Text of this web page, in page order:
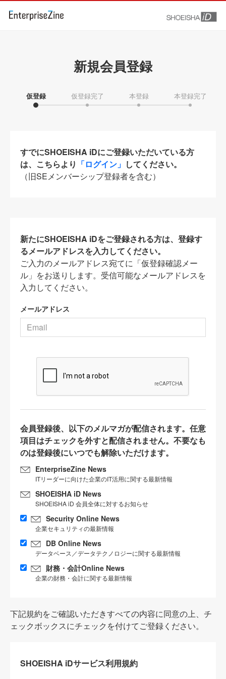
新規会員登録
仮登録 仮登録完了 本登録 本登録完了
すでにSHOEISHA iDにご登録いただいている方
は、こちらより 「ログイン」 してください。
（旧SEメンバーシップ登録者を含む）
新たにSHOEISHA iDをご登録される方は、登録す
るメールアドレスを入力してください。
ご入力のメールアドレス宛てに「仮登録確認メー
ル」をお送りします。受信可能なメールアドレスを
入力してください。
メールアドレス
会員登録後、以下のメルマガが配信されます。任意
項目はチェックを外すと配信されません。不要なも
のは登録後にいつでも解除いただけます。
EnterpriseZine News
ITリーダーに向けた企業のIT活用に関する最新情報
SHOEISHA iD News
SHOEISHA iD 会員全体に対するお知らせ
Security Online News
企業セキュリティの最新情報
DB Online News
データベース／データテクノロジーに関する最新情報
財務・会計Online News
企業の財務・会計に関する最新情報
下記規約をご確認いただきすべての内容に同意の上、チ
ェックボックスにチェックを付けてご登録ください。
SHOEISHA iDサービス利用規約